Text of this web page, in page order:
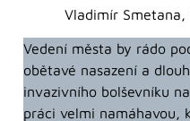
Vladimír
Vedení města by rádo
obětavé nasazení a
invazivního bolševníku
práci velmi namáhavou,